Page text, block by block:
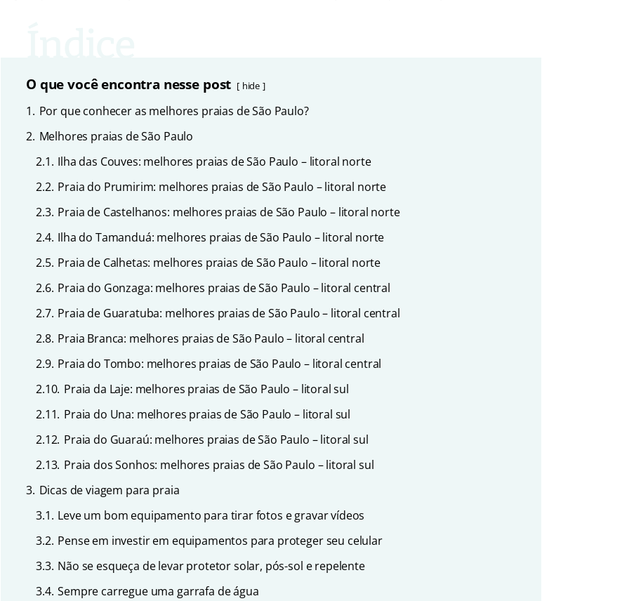
O que você encontra nesse post hide
1. Por que conhecer as melhores praias de São Paulo?
2. Melhores praias de São Paulo
2.1. Ilha das Couves: melhores praias de São Paulo – litoral norte
2.2. Praia do Prumirim: melhores praias de São Paulo – litoral norte
2.3. Praia de Castelhanos: melhores praias de São Paulo – litoral norte
2.4. Ilha do Tamanduá: melhores praias de São Paulo – litoral norte
2.5. Praia de Calhetas: melhores praias de São Paulo – litoral norte
2.6. Praia do Gonzaga: melhores praias de São Paulo – litoral central
2.7. Praia de Guaratuba: melhores praias de São Paulo – litoral central
2.8. Praia Branca: melhores praias de São Paulo – litoral central
2.9. Praia do Tombo: melhores praias de São Paulo – litoral central
2.10. Praia da Laje: melhores praias de São Paulo – litoral sul
2.11. Praia do Una: melhores praias de São Paulo – litoral sul
2.12. Praia do Guaraú: melhores praias de São Paulo – litoral sul
2.13. Praia dos Sonhos: melhores praias de São Paulo – litoral sul
3. Dicas de viagem para praia
3.1. Leve um bom equipamento para tirar fotos e gravar vídeos
3.2. Pense em investir em equipamentos para proteger seu celular
3.3. Não se esqueça de levar protetor solar, pós-sol e repelente
3.4. Sempre carregue uma garrafa de água